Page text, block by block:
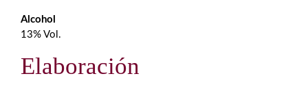
Alcohol
13% Vol.
Elaboración